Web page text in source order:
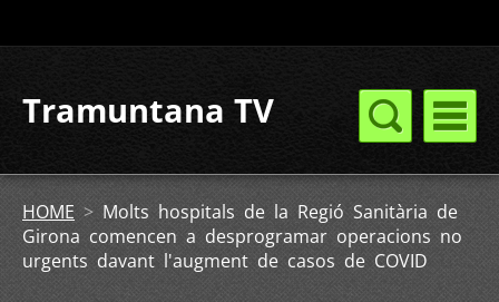
Tramuntana TV
HOME > Molts hospitals de la Regió Sanitària de
Girona comencen a desprogramar operacions no
urgents davant l'augment de casos de COVID